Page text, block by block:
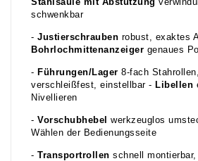
Stahlsäule mit Abstützung
schwenkbar
- Justierschrauben robust, exaktes
Bohrlochmittenanzeiger genaues
- Führungen/Lager 8-fach
verschleißfest, einstellbar - Libellen
Nivellieren
- Vorschubhebel werkzeuglos
Wählen der Bedienungsseite
- Transportrollen schnell